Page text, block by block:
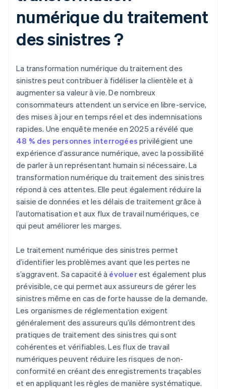
numérique du traitement
des sinistres ?
La transformation numérique du traitement des
sinistres peut contribuer à fidéliser la clientèle et à
augmenter sa valeur à vie. De nombreux
consommateurs attendent un service en libre-service,
des mises à jour en temps réel et des indemnisations
rapides. Une enquête menée en 2025 a révélé que
48 % des personnes interrogées privilégient une
expérience d’assurance numérique, avec la possibilité
de parler à un représentant humain si nécessaire. La
transformation numérique du traitement des sinistres
répond à ces attentes. Elle peut également réduire la
saisie de données et les délais de traitement grâce à
l’automatisation et aux flux de travail numériques, ce
qui peut améliorer les marges.
Le traitement numérique des sinistres permet
d’identifier les problèmes avant que les pertes ne
s’aggravent. Sa capacité à évoluerest également plus
prévisible, ce qui permet aux assureurs de gérer les
sinistres même en cas de forte hausse de la demande.
Les organismes de réglementation exigent
généralement des assureurs qu’ils démontrent des
pratiques de traitement des sinistres qui sont
cohérentes et vérifiables. Les flux de travail
numériques peuvent réduire les risques de non-
conformité en créant des enregistrements traçables
et en appliquant les règles de manière systématique.